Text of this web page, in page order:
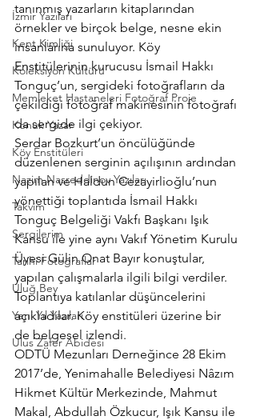
İzmir Yazıları
Kent Kimliği
Koleksiyon Kültürü
Memleket Hastaneleri Fotoğraf Proje
Konuk Yazar
Köy Enstitüleri
Nazim Nasreddinov Yazıları
Takvim
Sergilerim
Tarihi Fotoğraflar
Uluğ Bey
Yeni Yıl Yazıları
Ulus Zafer Abidesi
tanınmış yazarların kitaplarından
örnekler ve birçok belge, nesne ekin
insanlarına sunuluyor. Köy
Enstitülerinin kurucusu İsmail Hakkı
Tonguç’un, sergideki fotoğrafların da
çekildiği fotoğraf makinesinin fotoğrafı
da sergide ilgi çekiyor.
Serdar Bozkurt’un öncülüğünde
düzenlenen serginin açılışının ardından
yapılan ve Haldun Cezayirlioğlu’nun
yönettiği toplantıda İsmail Hakkı
Tonguç Belgeliği Vakfı Başkanı Işık
Kansu ile yine aynı Vakıf Yönetim Kurulu
Üyesi Gülin Onat Bayır konuştular,
yapılan çalışmalarla ilgili bilgi verdiler.
Toplantıya katılanlar düşüncelerini
açıkladılar. Köy enstitüleri üzerine bir
de belgesel izlendi.
ODTÜ Mezunları Derneğince 28 Ekim
2017’de, Yenimahalle Belediyesi Nâzım
Hikmet Kültür Merkezinde, Mahmut
Makal, Abdullah Özkucur, Işık Kansu ile